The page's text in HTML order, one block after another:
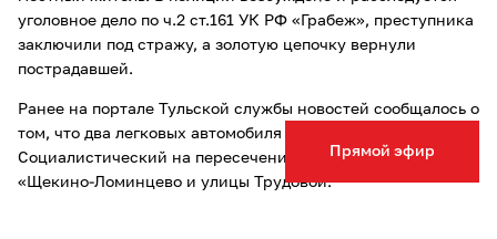
Прямой эфир
уголовное дело по ч.2 ст.161 УК РФ «Грабеж», преступника
заключили под стражу, а золотую цепочку вернули
пострадавшей.
Ранее на портале Тульской службы новостей сообщалось о
том, что два легковых автомобиля
Социалистический на пересечении автомобильной дороги
«Щекино-Ломинцево и улицы Трудовой.